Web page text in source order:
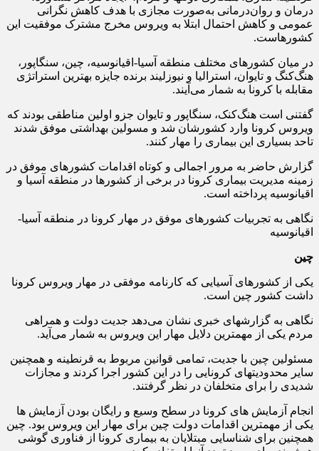
درمان و روان‌درمانی به‌صورت مجازی با هدف کاهش نگرانی
عمومی و کاهش احتمال ابتلا به ویروس مخرج مشترک موفقیت این
کشورهاست.
در میان کشورهای مختلف منطقه آسیا-اقیانوسیه، چین، سنگاپور،
هنگ‌کنگ و تایوان، استرالیا و نیوزلیند برنده جایزه بهترین استراتژی
مقابله با کرونا به شمار می‌آیند.
گفتنی است هنگ‌کنک، سنگاپور و تایوان جزو اولین مناطقی بودند که
ویروس کرونا وارد کشورشان شد و مسولین بهداشتی موفق شدند
تاحد بسیاری این بیماری را مهار کنند.
گزارش حاضر به مرور اجمالی و کوتاه اقدامات کشورهای موفق در
زمینه مدیریت بیماری کرونا در برخی از کشورها در منطقه آسیا و
اقیانوسیه پرداخته است.
نگاهی به تجربیات کشورهای موفق در مهار کرونا در منطقه آسیا-
اقیانوسیه
چین
یکی از کشورهای آسیایی که کارنامه موفقی در مهار ویروس کرونا
داشت کشور چین است.
نگاهی به گزارشهای خبری نشان می‌دهد جدیت دولت و همراهی
مردم یکی از مهمترین دلایل مهار این ویروس به شمار می‌آید.
مسئولین چین با جدیت، تمامی قوانین مربوط به قرنطینه و همچنین
سایر محدودیتهای کرونایی را در این کشور اجرا کردند و مجازات
شدیدی را برای متخلفان در نظر گرفتند.
انجام آزمایش های کرونا در سطح وسیع و رایگان بودن آزمایش ها
یکی از مهمترین اقدامات دولت چین برای مهار این ویروس بود. چین
همچنین برای شناسایی مبتلایان به بیماری کرونا از فناوری گوشی